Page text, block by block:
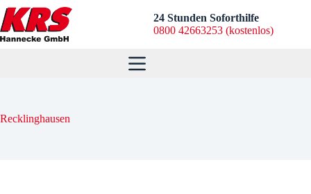
Zum
Inhalt
springen
24 Stunden Soforthilfe
0800 42663253 (kostenlos)
Recklinghausen